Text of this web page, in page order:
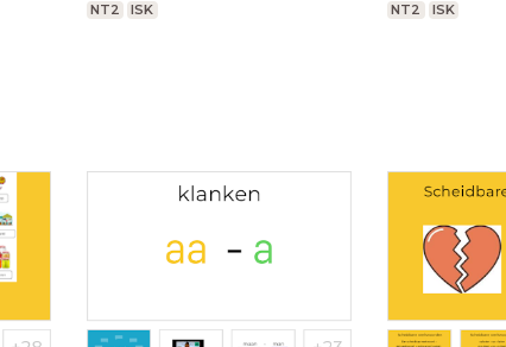
NT2 ISK NT2 ISK